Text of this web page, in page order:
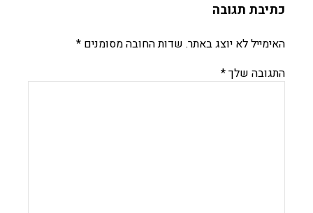
כתיבת תגובה
האימייל לא יוצג באתר. שדות החובה מסומנים *
התגובה שלך*